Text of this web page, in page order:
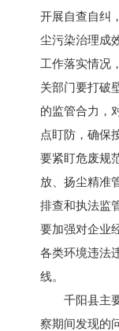
开展自查自纠
尘污染治理成
工作落实情况
关部门要打破
的监管合力，
点盯防，确保
要紧盯危废规
放、扬尘精准
排查和执法监
要加强对企业
各类环境违法
线。
千阳县主要
察期间发现的